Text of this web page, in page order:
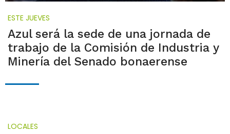
ESTE JUEVES
Azul será la sede de una jornada de
trabajo de la Comisión de Industria y
Minería del Senado bonaerense
LOCALES